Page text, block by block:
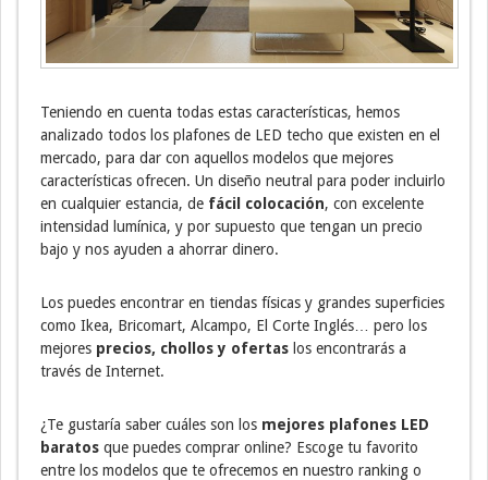
Teniendo en cuenta todas estas características, hemos
analizado todos los plafones de LED techo que existen en el
mercado, para dar con aquellos modelos que mejores
características ofrecen. Un diseño neutral para poder incluirlo
en cualquier estancia, de fácil colocación, con excelente
intensidad lumínica, y por supuesto que tengan un precio
bajo y nos ayuden a ahorrar dinero.
Los puedes encontrar en tiendas físicas y grandes superficies
como Ikea, Bricomart, Alcampo, El Corte Inglés… pero los
mejores precios, chollos y ofertas los encontrarás a
través de Internet.
¿Te gustaría saber cuáles son los mejores plafones LED
baratos que puedes comprar online? Escoge tu favorito
entre los modelos que te ofrecemos en nuestro ranking o